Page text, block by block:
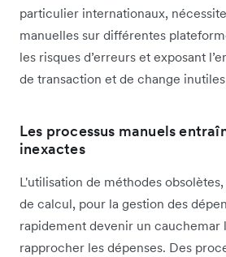
particulier internationaux,
manuelles sur différentes
les risques d’erreurs et exposant
de transaction et de change
Les processus manuels
inexactes
L'utilisation de méthodes
de calcul, pour la gestion des
rapidement devenir un cauchemar
rapprocher les dépenses. Des